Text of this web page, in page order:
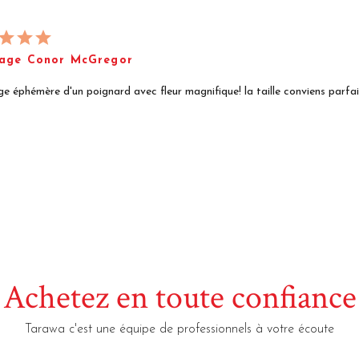
Conor McGregor
éphémère d'un poignard avec fleur magnifique! la taille conviens
Achetez en toute confiance
Tarawa c'est une équipe de professionnels à votre écoute